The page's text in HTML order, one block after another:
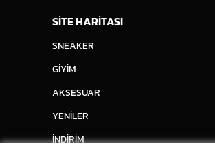
SİTE HARİTASI
SNEAKER
GİYİM
AKSESUAR
YENİLER
İNDİRİM